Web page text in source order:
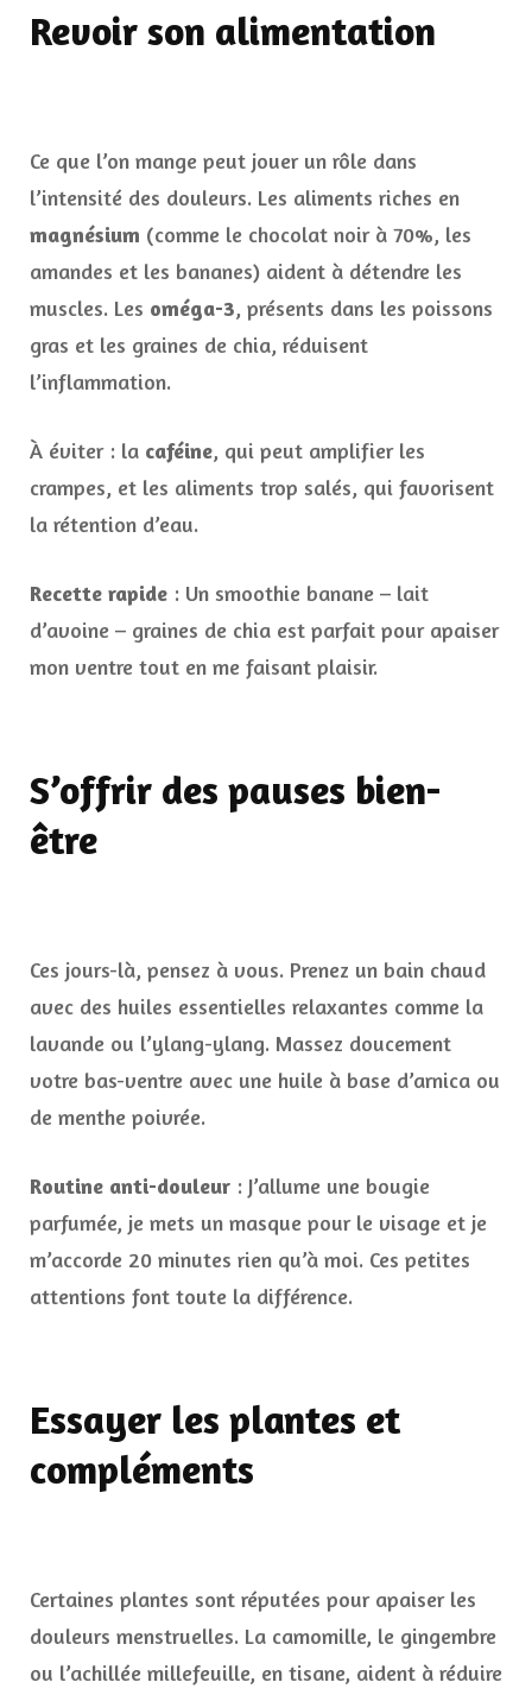
Revoir son alimentation
Ce que l’on mange peut jouer un rôle dans
l’intensité des douleurs. Les aliments riches en
magnésium (comme le chocolat noir à 70%, les
amandes et les bananes) aident à détendre les
muscles. Les oméga-3, présents dans les poissons
gras et les graines de chia, réduisent
l’inflammation.
À éviter : la caféine, qui peut amplifier les
crampes, et les aliments trop salés, qui favorisent
la rétention d’eau.
Recette rapide : Un smoothie banane – lait
d’avoine – graines de chia est parfait pour apaiser
mon ventre tout en me faisant plaisir.
S’offrir des pauses bien-
être
Ces jours-là, pensez à vous. Prenez un bain chaud
avec des huiles essentielles relaxantes comme la
lavande ou l’ylang-ylang. Massez doucement
votre bas-ventre avec une huile à base d’arnica ou
de menthe poivrée.
Routine anti-douleur : J’allume une bougie
parfumée, je mets un masque pour le visage et je
m’accorde 20 minutes rien qu’à moi. Ces petites
attentions font toute la différence.
Essayer les plantes et
compléments
Certaines plantes sont réputées pour apaiser les
douleurs menstruelles. La camomille, le gingembre
ou l’achillée millefeuille, en tisane, aident à réduire